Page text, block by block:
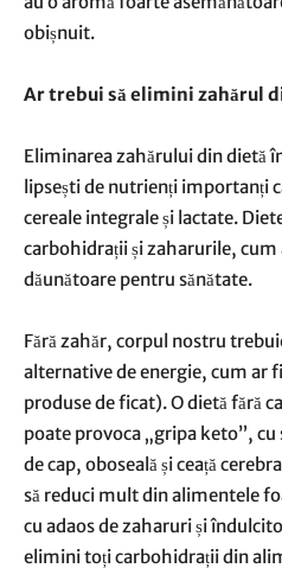
obișnuit.
Ar trebui să elimini zahărul
Eliminarea zahărului din dietă
lipsești de nutrienți importanți
cereale integrale și lactate.
carbohidrații și zaharurile,
dăunătoare pentru sănătate.
Fără zahăr, corpul nostru
alternative de energie, cum ar
produse de ficat). O dietă fără
poate provoca „gripa keto”,
de cap, oboseală și ceață
să reduci mult din alimentele
cu adaos de zaharuri și
elimini toți carbohidrații din